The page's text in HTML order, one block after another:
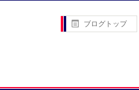
ブログトップ